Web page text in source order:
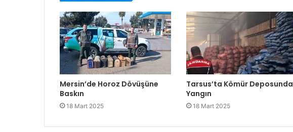
Mersin’de Horoz Dövüşüne
Baskın
18 Mart 2025
Tarsus’ta Kömür Deposunda
Yangın
18 Mart 2025